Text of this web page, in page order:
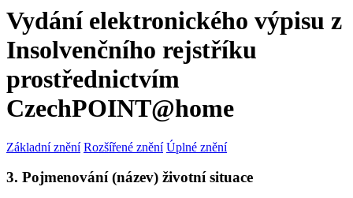
Vydání elektronického výpisu z
Insolvenčního rejstříku
prostřednictvím
CzechPOINT@home
Základní znění Rozšířené znění Úplné znění
3. Pojmenování (název) životní situace